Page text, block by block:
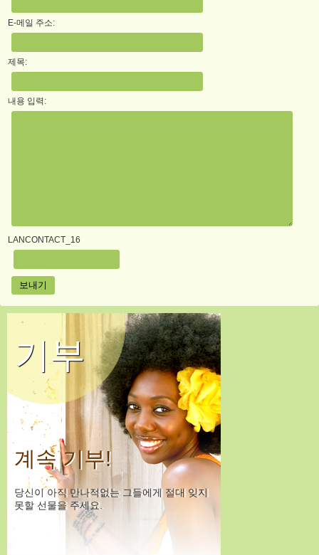
E-메일 주소:
제목:
내용 입력:
LANCONTACT_16
기부
계속 기부!
당신이 아직 만나적없는 그들에게 절대 잊지
못할 선물을 주세요.